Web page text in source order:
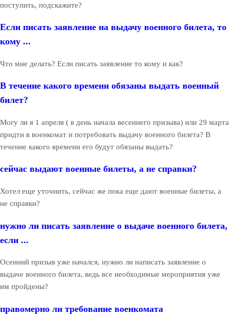
поступить, подскажите?
Если писать заявление на выдачу военного билета, то
кому ...
Что мне делать? Если писать заявление то кому и как?
В течение какого времени обязаны выдать военный
билет?
Могу ли я 1 апреля ( в день начала весеннего призыва) или 29 марта
придти в военкомат и потребовать выдачу военного билета? В
течение какого времени его будут обязаны выдать?
сейчас выдают военные билеты, а не справки?
Хотел еще уточнить, сейчас же пока еще дают военные билеты, а
не справки?
нужно ли писать заявление о выдаче военного билета,
если ...
Осенний призыв уже начался, нужно ли написать заявление о
выдаче военного билета, ведь все необходимые мероприятия уже
им пройдены?
правомерно ли требование военкомата